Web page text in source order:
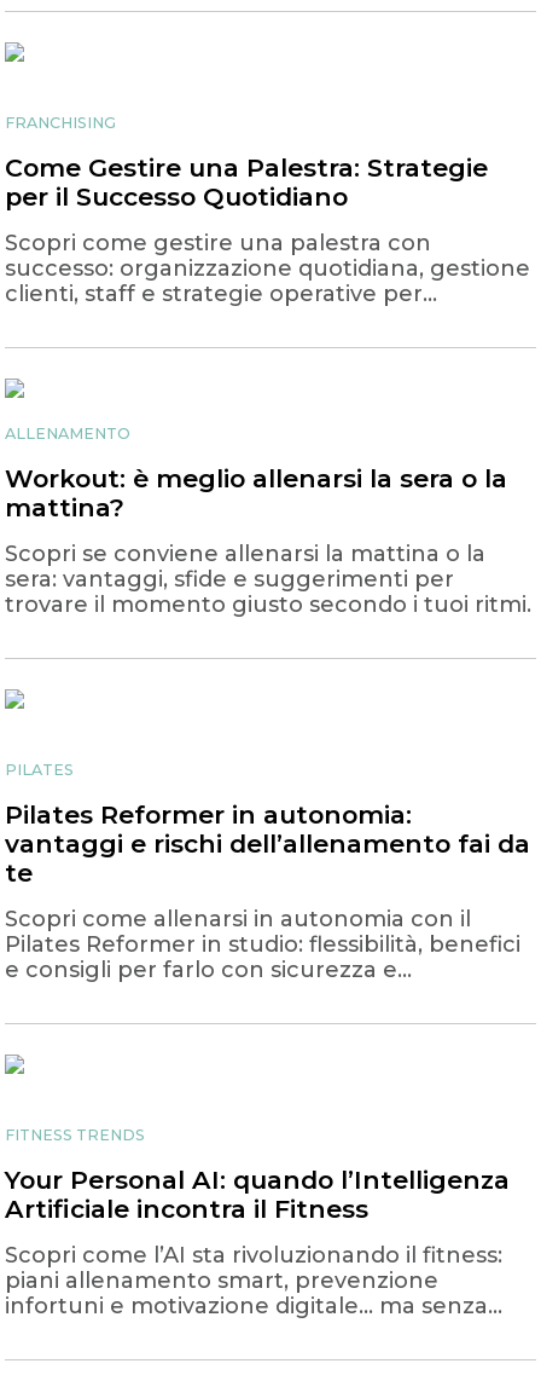
FRANCHISING
Come Gestire una Palestra: Strategie
per il Successo Quotidiano
Scopri come gestire una palestra con
successo: organizzazione quotidiana, gestione
clienti, staff e strategie operative per
ALLENAMENTO
Workout: è meglio allenarsi la sera o la
mattina?
Scopri se conviene allenarsi la mattina o la
sera: vantaggi, sfide e suggerimenti per
trovare il momento giusto secondo i tuoi ritmi.
PILATES
Pilates Reformer in autonomia:
vantaggi e rischi dell’allenamento fai da
te
Scopri come allenarsi in autonomia con il
Pilates Reformer in studio: flessibilità, benefici
e consigli per farlo con sicurezza e
FITNESS TRENDS
Your Personal AI: quando l’Intelligenza
Artificiale incontra il Fitness
Scopri come l’AI sta rivoluzionando il fitness:
piani allenamento smart, prevenzione
infortuni e motivazione digitale… ma senza